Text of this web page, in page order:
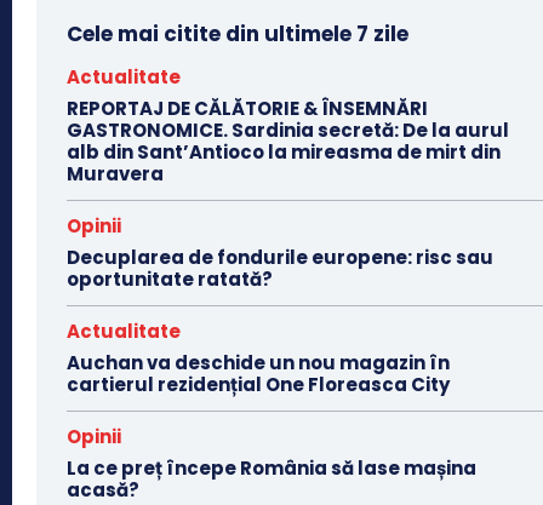
Cele mai citite din ultimele 7 zile
Actualitate
REPORTAJ DE CĂLĂTORIE & ÎNSEMNĂRI
GASTRONOMICE. Sardinia secretă: De la aurul
alb din Sant’Antioco la mireasma de mirt din
Muravera
Opinii
Decuplarea de fondurile europene: risc sau
oportunitate ratată?
Actualitate
Auchan va deschide un nou magazin în
cartierul rezidențial One Floreasca City
Opinii
La ce preț începe România să lase mașina
acasă?